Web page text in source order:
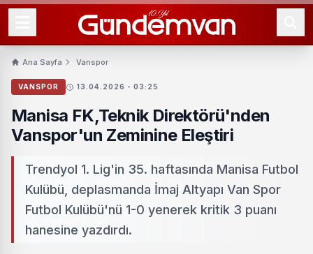
Ana Sayfa Vanspor
VANSPOR 13.04.2026 - 03:25
Manisa FK,Teknik Direktörü'nden
Vanspor'un Zeminine Eleştiri
Trendyol 1. Lig'in 35. haftasında Manisa Futbol
Kulübü, deplasmanda İmaj Altyapı Van Spor
Futbol Kulübü'nü 1-0 yenerek kritik 3 puanı
hanesine yazdırdı.